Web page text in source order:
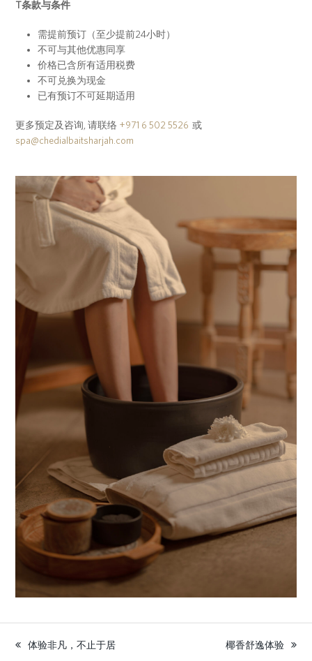
T条款与条件
需提前预订（至少提前24小时）
不可与其他优惠同享
价格已含所有适用税费
不可兑换为现金
已有预订不可延期适用
更多预定及咨询, 请联络 +971 6 502 5526 或
spa@chedialbaitsharjah.com
previous
体验非凡，不止于居
next
椰香舒逸体验